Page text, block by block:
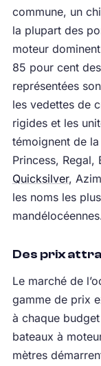
commune, un
la plupart des
moteur
85 pour cent
représentées
les vedettes de
rigides et les
témoignent de
Princess, Regal,
Quicksilver,
les noms les
Des prix
Le marché de
gamme de prix
à chaque
bateaux à
mètres